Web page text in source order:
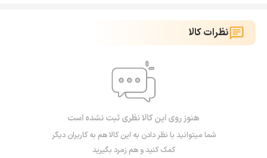
نظرات کالا
هنوز روی این کالا نظری ثبت نشده است
شما میتوانید با نظر دادن به این کالا هم به کاربران دیگر
کمک کنید و هم زمرد بگیرید